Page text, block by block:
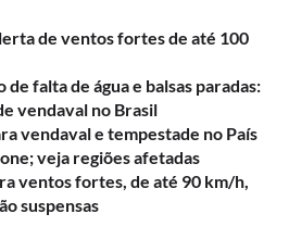
de ventos fortes de até 100
de falta de água e balsas paradas:
vendaval no Brasil
vendaval e tempestade no País
veja regiões afetadas
ventos fortes, de até 90 km/h,
suspensas